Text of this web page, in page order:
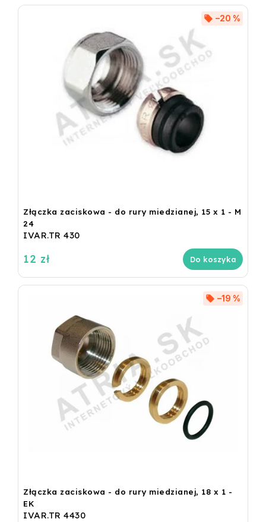
Złączka zaciskowa - do rury miedzianej, 15 x 1 - M
24
IVAR.TR 430
–20 %
12 zł Do koszyka
Złączka zaciskowa - do rury miedzianej, 18 x 1 -
EK
IVAR.TR 4430
–19 %